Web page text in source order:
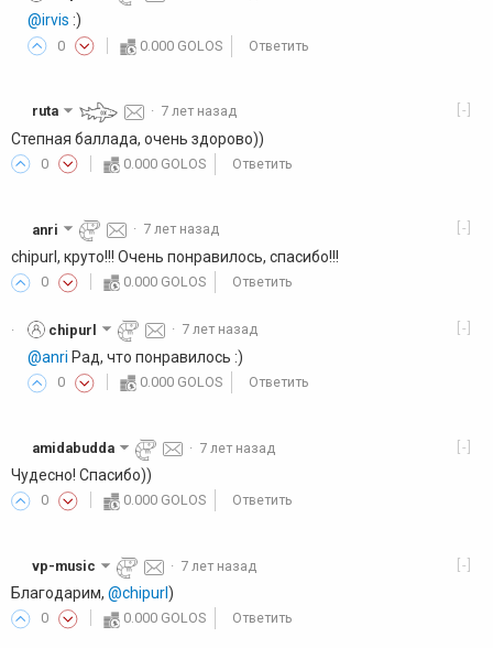
@irvis :)
0 0.000 GOLOS Ответить
[-]
ruta · 7 лет назад
Степная баллада, очень здорово))
0 0.000 GOLOS Ответить
[-]
anri · 7 лет назад
chipurl, круто!!! Очень понравилось, спасибо!!!
0 0.000 GOLOS Ответить
· [-]
chipurl · 7 лет назад
@anri Рад, что понравилось :)
0 0.000 GOLOS Ответить
[-]
amidabudda · 7 лет назад
Чудесно! Спасибо))
0 0.000 GOLOS Ответить
[-]
vp-music · 7 лет назад
Благодарим, @chipurl )
0 0.000 GOLOS Ответить